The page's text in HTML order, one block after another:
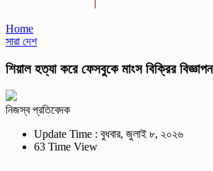
Home
সারা দেশ
শিয়াল হত্যা করে ফেসবুকে মাংস বিক্রির বিজ্ঞাপন
নিজস্ব প্রতিবেদক
Update Time : বুধবার, জুলাই ৮, ২০২৬
63 Time View